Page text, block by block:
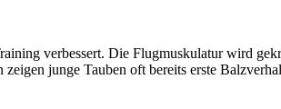
verbessert. Die Flugmuskulatur wird
junge Tauben oft bereits erste